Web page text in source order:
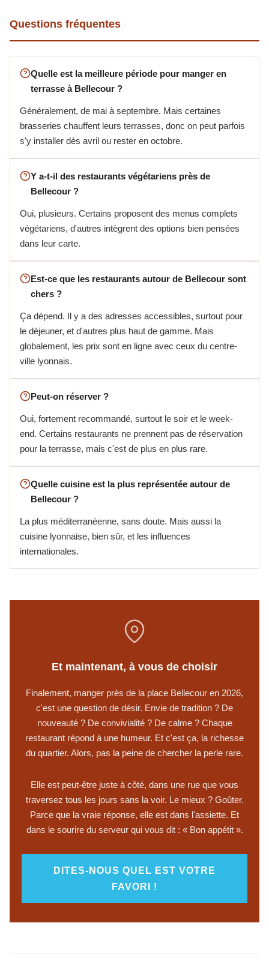
Questions fréquentes
Quelle est la meilleure période pour manger en
terrasse à Bellecour ?
Généralement, de mai à septembre. Mais certaines
brasseries chauffent leurs terrasses, donc on peut parfois
s'y installer dès avril ou rester en octobre.
Y a-t-il des restaurants végétariens près de
Bellecour ?
Oui, plusieurs. Certains proposent des menus complets
végétariens, d'autres intègrent des options bien pensées
dans leur carte.
Est-ce que les restaurants autour de Bellecour sont
chers ?
Ça dépend. Il y a des adresses accessibles, surtout pour
le déjeuner, et d'autres plus haut de gamme. Mais
globalement, les prix sont en ligne avec ceux du centre-
ville lyonnais.
Peut-on réserver ?
Oui, fortement recommandé, surtout le soir et le week-
end. Certains restaurants ne prennent pas de réservation
pour la terrasse, mais c'est de plus en plus rare.
Quelle cuisine est la plus représentée autour de
Bellecour ?
La plus méditerranéenne, sans doute. Mais aussi la
cuisine lyonnaise, bien sûr, et les influences
internationales.
Et maintenant, à vous de choisir
Finalement, manger près de la place Bellecour en 2026,
c'est une question de désir. Envie de tradition ? De
nouveauté ? De convivialité ? De calme ? Chaque
restaurant répond à une humeur. Et c'est ça, la richesse
du quartier. Alors, pas la peine de chercher la perle rare.
Elle est peut-être juste à côté, dans une rue que vous
traversez tous les jours sans la voir. Le mieux ? Goûter.
Parce que la vraie réponse, elle est dans l'assiette. Et
dans le sourire du serveur qui vous dit : « Bon appétit ».
DITES-NOUS QUEL EST VOTRE
FAVORI !